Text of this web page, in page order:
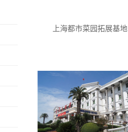
上海都市菜园拓展基地